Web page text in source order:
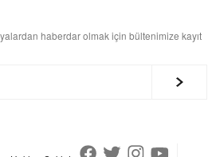
haberdar olmak için bültenimize kayıt